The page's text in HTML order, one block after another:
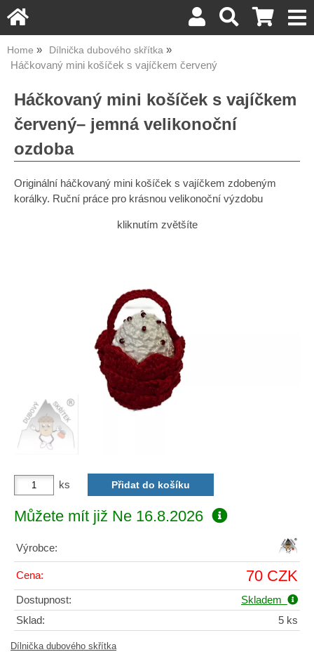
Home Dílnička dubového skřítka
Háčkovaný mini košíček s vajíčkem červený
Háčkovaný mini košíček s vajíčkem
červený– jemná velikonoční
ozdoba
Originální háčkovaný mini košíček s vajíčkem zdobeným
korálky. Ruční práce pro krásnou velikonoční výzdobu
kliknutím zvětšíte
ks
Můžete mít již Ne 16.8.2026
Výrobce:
Cena: 70 CZK
Dostupnost:
Skladem
Sklad:
5 ks
Dílnička dubového skřítka